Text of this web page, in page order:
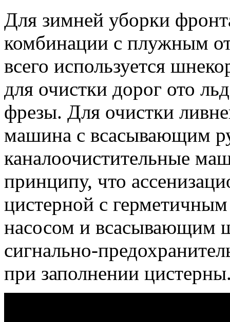
Для зимней уборки
комбинации с плужным
всего используется
для очистки дорог ото
фрезы. Для очистки
машина с всасывающим
каналоочистительные
принципу, что
цистерной с
насосом и всасывающим
сигнально-
при заполнении